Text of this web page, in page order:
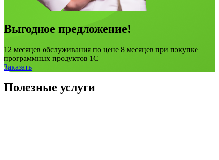
Выгодное предложение!
12 месяцев обслуживания по цене 8 месяцев при покупке
программных продуктов 1С
Заказать
Полезные услуги